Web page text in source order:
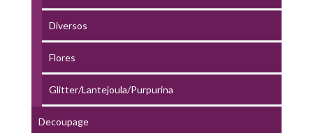
Diversos
Flores
Glitter/Lantejoula/Purpurina
Decoupage